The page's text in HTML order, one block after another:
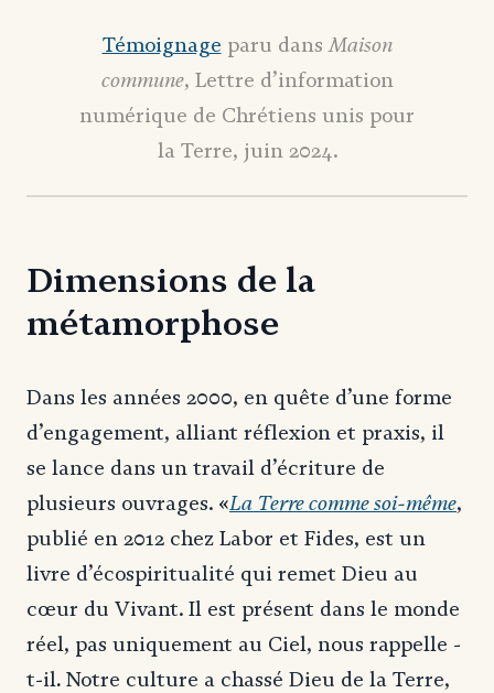
Témoignage paru dansMaison
commune, Lettre d’information
numérique de Chrétiens unis pour
la Terre, juin 2024.
Dimensions de la
métamorphose
Dans les années 2000, en quête d’une forme
d’engagement, alliant réflexion et praxis, il
se lance dans un travail d’écriture de
plusieurs ouvrages. «La Terre comme soi-même,
publié en 2012 chez Labor et Fides, est un
livre d’écospiritualité qui remet Dieu au
cœur du Vivant. Il est présent dans le monde
réel, pas uniquement au Ciel, nous rappelle -
t-il. Notre culture a chassé Dieu de la Terre,